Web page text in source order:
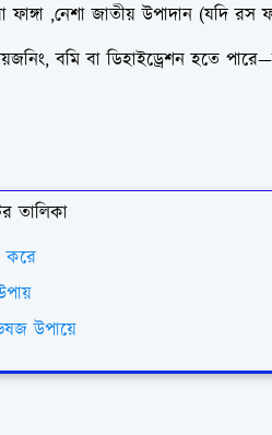
ফাঙ্গা ,নেশা জাতীয় উপাদান (যদি
বমি বা ডিহাইড্রেশন হতে
তালিকা
করে
উপায়ে